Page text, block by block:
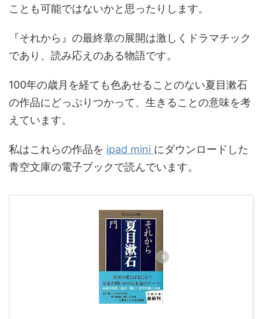
ことも可能ではないかと思ったりします。
『それから』の最終章の展開は激しくドラマチック
であり、読み応えのある物語です。
100年の歳月を経ても色あせることのない夏目漱石
の作品にどっぷりつかって、生きることの意味を考
えています。
私はこれらの作品を ipad mini にダウンロードした
青空文庫の電子ブックで読んでいます。